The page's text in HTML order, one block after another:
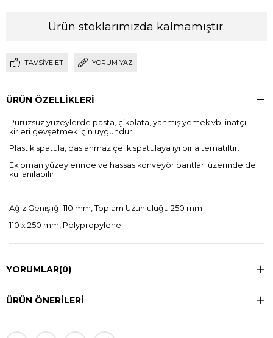
Ürün stoklarımızda kalmamıştır.
TAVSIYE ET YORUM YAZ
ÜRÜN ÖZELLIKLERI
Pürüzsüz yüzeylerde pasta, çikolata, yanmış yemek vb. inatçı
kirleri gevşetmek için uygundur.
Plastik spatula, paslanmaz çelik spatulaya iyi bir alternatiftir.
Ekipman yüzeylerinde ve hassas konveyör bantları üzerinde de
kullanılabilir.
Ağız Genişliği 110 mm, Toplam Uzunluluğu 250 mm
110 x 250 mm, Polypropylene
YORUMLAR(0)
ÜRÜN ÖNERILERI